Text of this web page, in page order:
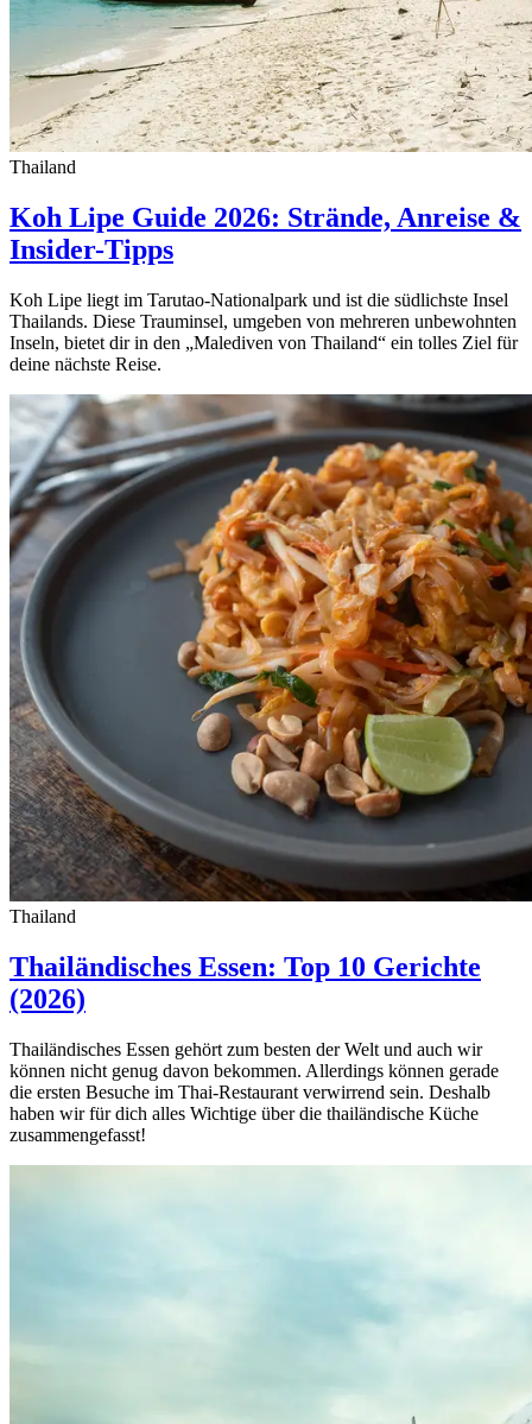
Thailand
Koh Lipe Guide 2026: Strände, Anreise &
Insider-Tipps
Koh Lipe liegt im Tarutao-Nationalpark und ist die südlichste Insel
Thailands. Diese Trauminsel, umgeben von mehreren unbewohnten
Inseln, bietet dir in den „Malediven von Thailand“ ein tolles Ziel für
deine nächste Reise.
Thailand
Thailändisches Essen: Top 10 Gerichte
(2026)
Thailändisches Essen gehört zum besten der Welt und auch wir
können nicht genug davon bekommen. Allerdings können gerade
die ersten Besuche im Thai-Restaurant verwirrend sein. Deshalb
haben wir für dich alles Wichtige über die thailändische Küche
zusammengefasst!